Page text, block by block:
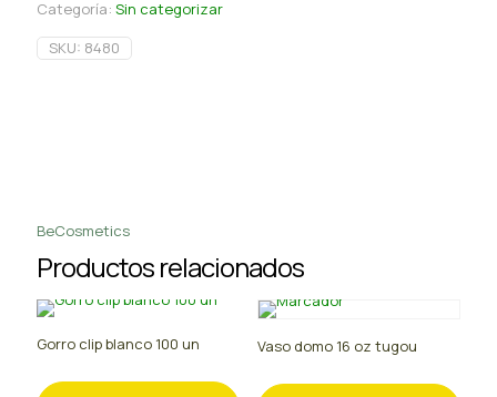
Categoría: Sin categorizar
SKU: 8480
BeCosmetics
Productos relacionados
Gorro clip blanco 100 un Vaso domo 16 oz tugou